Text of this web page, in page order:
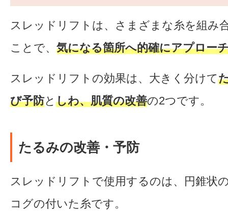
スレッドリフトは、さまざまな糸を組み
ことで、 気になる箇所へ的確にアプロー
スレッドリフトの効果は、大きく分けて
び予防と しわ、肌質の改善の2つです。
たるみの改善・予防
スレッドリフトで使用するのは、円錐状
コグの付いた糸です。